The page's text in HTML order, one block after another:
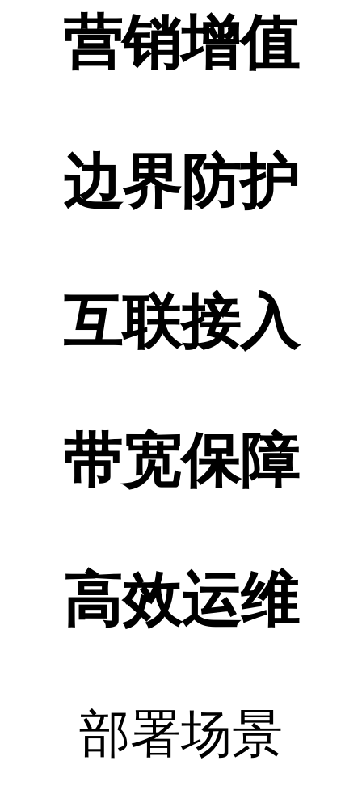
营销增值
边界防护
互联接入
带宽保障
高效运维
部署场景